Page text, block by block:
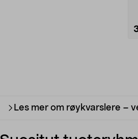
Les mer om røykvarslere –